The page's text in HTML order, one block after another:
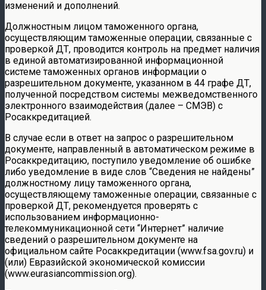
изменений и дополнений.
Должностным лицом таможенного органа,
осуществляющим таможенные операции, связанные с
проверкой ДТ, проводится контроль на предмет наличия
в единой автоматизированной информационной
системе таможенных органов информации о
разрешительном документе, указанном в 44 графе ДТ,
полученной посредством системы межведомственного
электронного взаимодействия (далее – СМЭВ) с
Росаккредитацией.
В случае если в ответ на запрос о разрешительном
документе, направленный в автоматическом режиме в
Росаккредитацию, поступило уведомление об ошибке
либо уведомление в виде слов “Сведения не найдены”
должностному лицу таможенного органа,
осуществляющему таможенные операции, связанные с
проверкой ДТ, рекомендуется проверять с
использованием информационно-
телекоммуникационной сети “Интернет” наличие
сведений о разрешительном документе на
официальном сайте Росаккредитации (www.fsa.gov.ru) и
(или) Евразийской экономической комиссии
(www.eurasiancommission.org).